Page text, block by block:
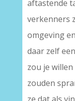
aftastende
verkenners
omgeving
daar zelf
zou je
zouden